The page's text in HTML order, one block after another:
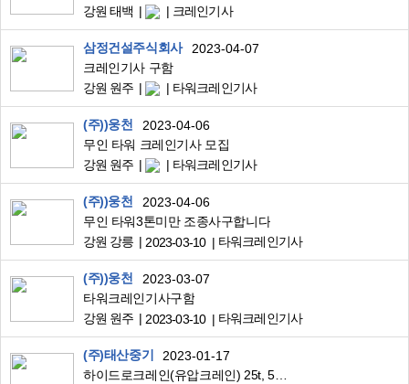
강원 태백
크레인기사
삼정건설주식회사
2023-04-07
크레인기사 구함
강원 원주
타워크레인기사
(주))웅천
2023-04-06
무인 타워 크레인기사 모집
강원 원주
타워크레인기사
(주))웅천
2023-04-06
무인 타워3톤미만 조종사구합니다
강원 강릉
2023-03-10 타워크레인기사
(주))웅천
2023-03-07
타워크레인기사구함
강원 원주
2023-03-10 타워크레인기사
(주)태산중기
2023-01-17
하이드로크레인(유압크레인) 25t, 50t, 75t, 부기사님 모집